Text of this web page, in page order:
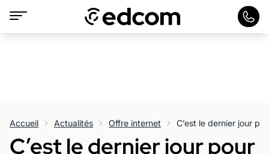
Accueil Actualités Offre internet
C’est le dernier jour pour